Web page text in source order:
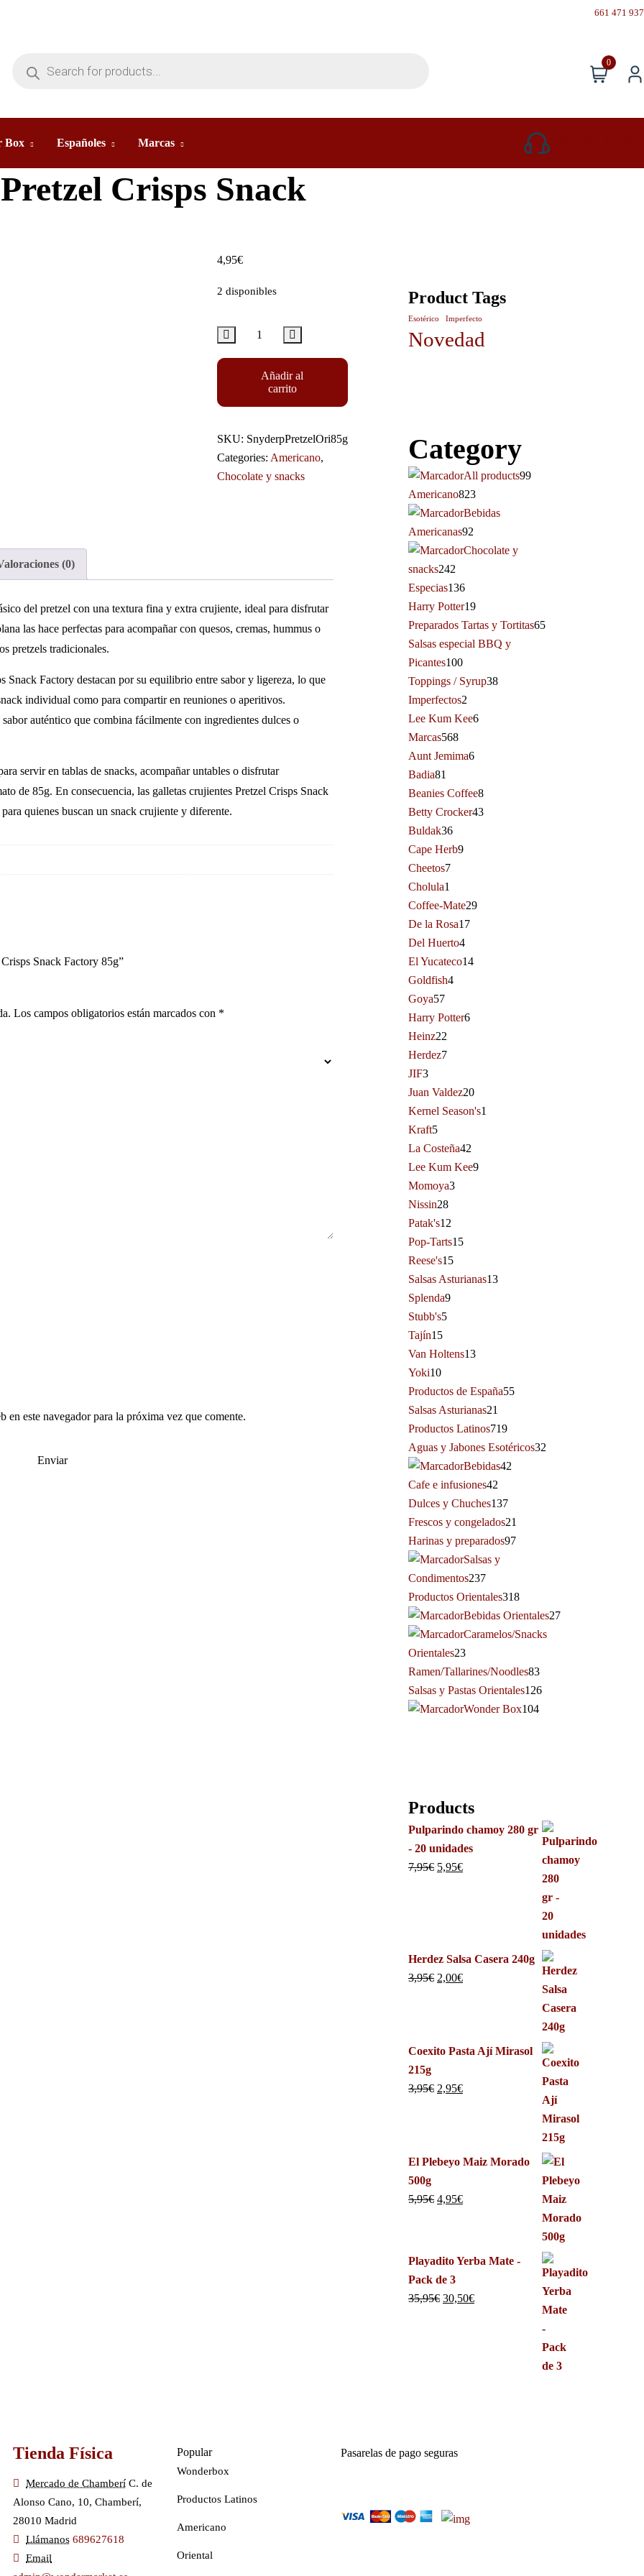
661 471 937
0
Box Españoles Marcas
Crisps Snack
4,95€
2 disponibles
Añadir al
carrito
SKU: SnyderpPretzelOri85g
Categories: Americano,
Chocolate y snacks
(0)
del pretzel con una textura fina y extra crujiente, ideal para disfrutar
las hace perfectas para acompañar con quesos, cremas, hummus o
pretzels tradicionales.
Snack Factory destacan por su equilibrio entre sabor y ligereza, lo que
individual como para compartir en reuniones o aperitivos.
auténtico que combina fácilmente con ingredientes dulces o
servir en tablas de snacks, acompañar untables o disfrutar
de 85g. En consecuencia, las galletas crujientes Pretzel Crisps Snack
quienes buscan un snack crujiente y diferente.
Snack Factory 85g”
Los campos obligatorios están marcados con *
este navegador para la próxima vez que comente.
Product Tags
Esotérico Imperfecto
Novedad
Category
All products99
Americano823
Bebidas
Americanas92
Chocolate y
snacks242
Especias136
Harry Potter19
Preparados Tartas y Tortitas65
Salsas especial BBQ y
Picantes100
Toppings / Syrup38
Imperfectos2
Lee Kum Kee6
Marcas568
Aunt Jemima6
Badia81
Beanies Coffee8
Betty Crocker43
Buldak36
Cape Herb9
Cheetos7
Cholula1
Coffee-Mate29
De la Rosa17
Del Huerto4
El Yucateco14
Goldfish4
Goya57
Harry Potter6
Heinz22
Herdez7
JIF3
Juan Valdez20
Kernel Season's1
Kraft5
La Costeña42
Lee Kum Kee9
Momoya3
Nissin28
Patak's12
Pop-Tarts15
Reese's15
Salsas Asturianas13
Splenda9
Stubb's5
Tajín15
Van Holtens13
Yoki10
Productos de España55
Salsas Asturianas21
Productos Latinos719
Aguas y Jabones Esotéricos32
Bebidas42
Cafe e infusiones42
Dulces y Chuches137
Frescos y congelados21
Harinas y preparados97
Salsas y
Condimentos237
Productos Orientales318
Bebidas Orientales27
Caramelos/Snacks
Orientales23
Ramen/Tallarines/Noodles83
Salsas y Pastas Orientales126
Wonder Box104
Products
Pulparindo chamoy 280 gr
- 20 unidades
7,95€ 5,95€
Herdez Salsa Casera 240g
3,95€ 2,00€
Coexito Pasta Ají Mirasol
215g
3,95€ 2,95€
El Plebeyo Maiz Morado
500g
5,95€ 4,95€
Playadito Yerba Mate -
Pack de 3
35,95€ 30,50€
Tienda Física
Mercado de Chamberí C. de
Alonso Cano, 10, Chamberí,
28010 Madrid
Llámanos 689627618
Email
Popular
Wonderbox
Productos Latinos
Americano
Oriental
Pasarelas de pago seguras